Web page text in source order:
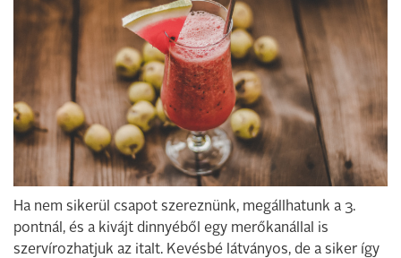
Ha nem sikerül csapot szereznünk, megállhatunk a 3.
pontnál, és a kivájt dinnyéből egy merőkanállal is
szervírozhatjuk az italt. Kevésbé látványos, de a siker így